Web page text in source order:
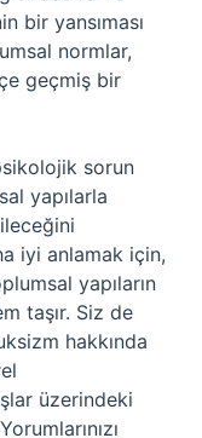
bir yansıması
normlar,
geçmiş bir
sorun
yapılarla
iyi anlamak için,
yapıların
taşır. Siz de
hakkında
üzerindeki